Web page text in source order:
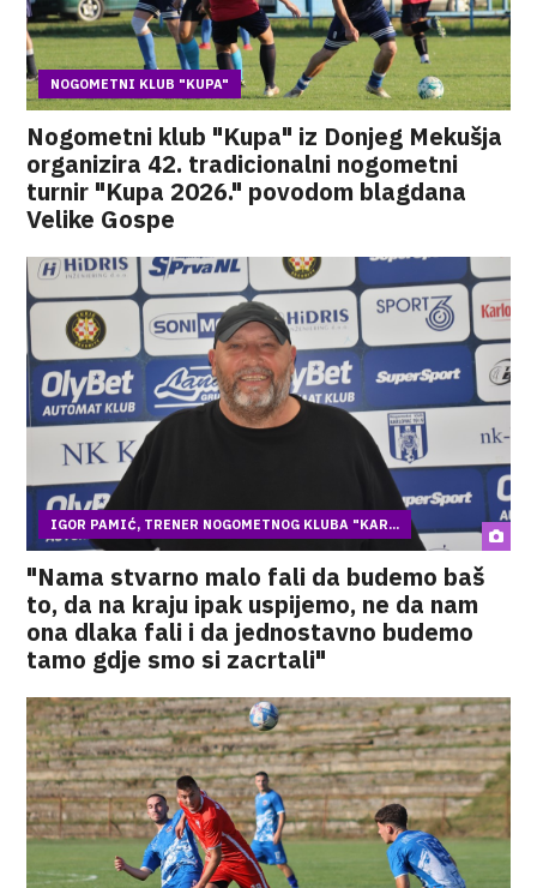
NOGOMETNI KLUB "KUPA"
Nogometni klub "Kupa" iz Donjeg Mekušja
organizira 42. tradicionalni nogometni
turnir "Kupa 2026." povodom blagdana
Velike Gospe
IGOR PAMIĆ, TRENER NOGOMETNOG KLUBA "KAR...
"Nama stvarno malo fali da budemo baš
to, da na kraju ipak uspijemo, ne da nam
ona dlaka fali i da jednostavno budemo
tamo gdje smo si zacrtali"